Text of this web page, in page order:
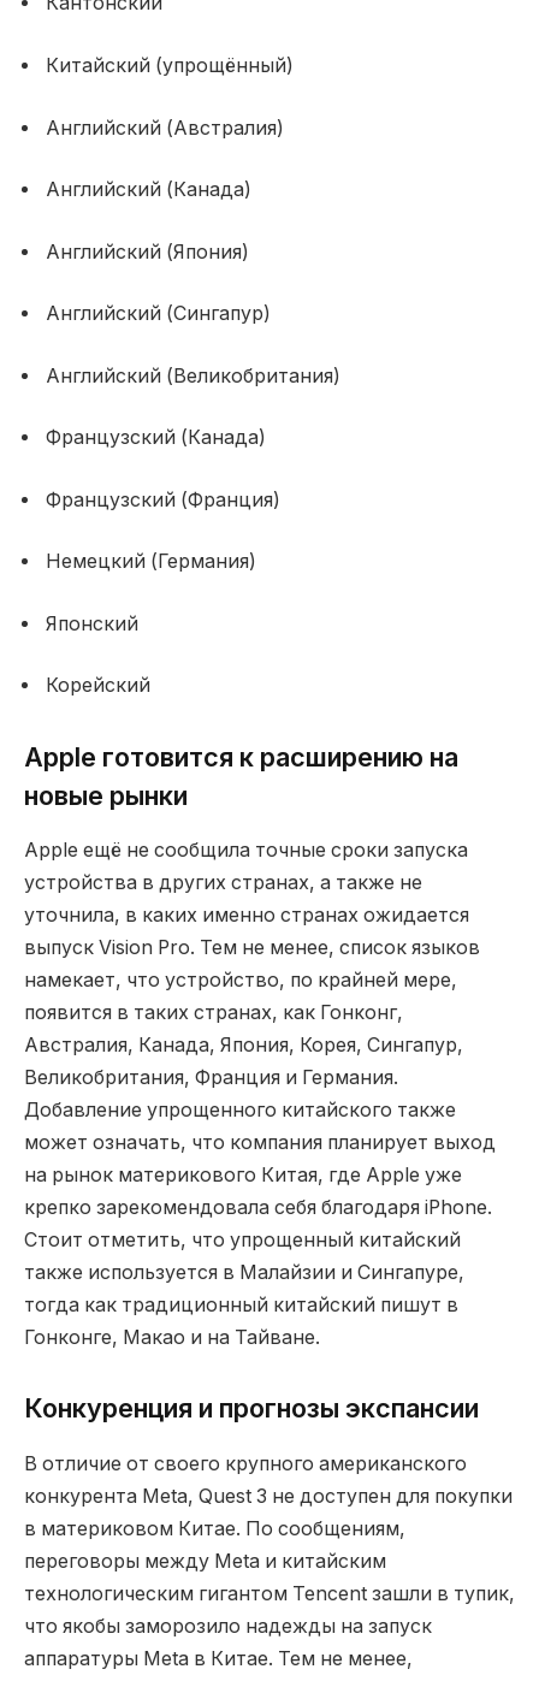
Китайский (упрощённый)
Английский (Австралия)
Английский (Канада)
Английский (Япония)
Английский (Сингапур)
Английский (Великобритания)
Французский (Канада)
Французский (Франция)
Немецкий (Германия)
Японский
Корейский
Apple готовится к расширению на
новые рынки
Apple ещё не сообщила точные сроки запуска
устройства в других странах, а также не
уточнила, в каких именно странах ожидается
выпуск Vision Pro. Тем не менее, список языков
намекает, что устройство, по крайней мере,
появится в таких странах, как Гонконг,
Австралия, Канада, Япония, Корея, Сингапур,
Великобритания, Франция и Германия.
Добавление упрощенного китайского также
может означать, что компания планирует выход
на рынок материкового Китая, где Apple уже
крепко зарекомендовала себя благодаря iPhone.
Стоит отметить, что упрощенный китайский
также используется в Малайзии и Сингапуре,
тогда как традиционный китайский пишут в
Гонконге, Макао и на Тайване.
Конкуренция и прогнозы экспансии
В отличие от своего крупного американского
конкурента Meta, Quest 3 не доступен для покупки
в материковом Китае. По сообщениям,
переговоры между Meta и китайским
технологическим гигантом Tencent зашли в тупик,
что якобы заморозило надежды на запуск
аппаратуры Meta в Китае. Тем не менее,